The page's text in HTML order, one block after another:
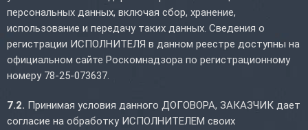
персональных данных, включая сбор, хранение,
использование и передачу таких данных. Сведения о
регистрации ИСПОЛНИТЕЛЯ в данном реестре доступны на
официальном сайте Роскомнадзора по регистрационному
номеру 78-25-073637.
7.2. Принимая условия данного ДОГОВОРА, ЗАКАЗЧИК дает
согласие на обработку ИСПОЛНИТЕЛЕМ своих